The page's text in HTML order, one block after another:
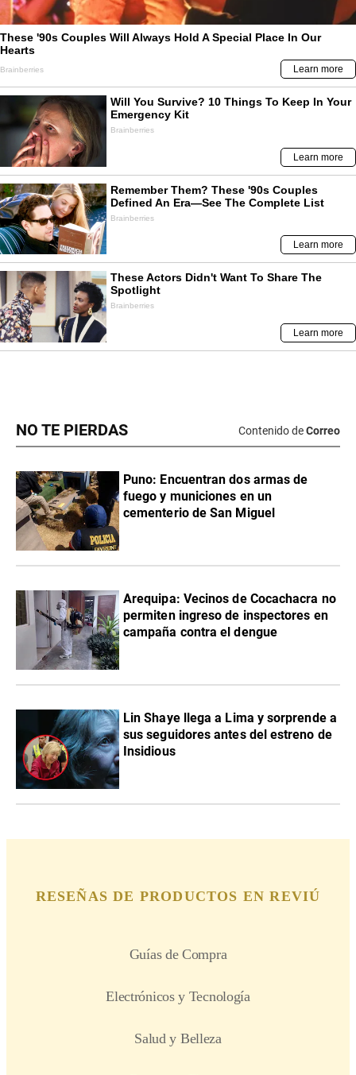
NO TE PIERDAS Contenido deCorreo
Puno: Encuentran dos armas de
fuego y municiones en un
cementerio de San Miguel
Arequipa: Vecinos de Cocachacra no
permiten ingreso de inspectores en
campaña contra el dengue
Lin Shaye llega a Lima y sorprende a
sus seguidores antes del estreno de
Insidious